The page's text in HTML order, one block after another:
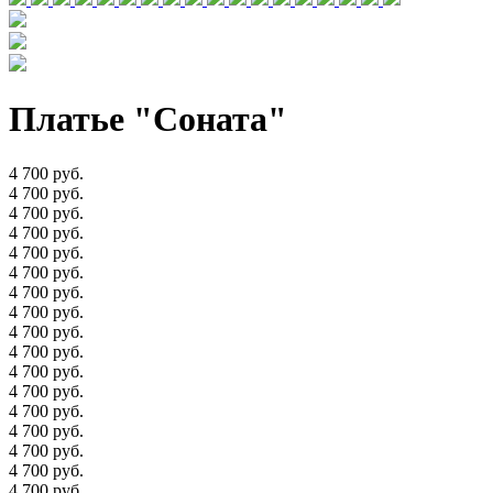
Платье "Соната"
4 700 руб.
4 700 руб.
4 700 руб.
4 700 руб.
4 700 руб.
4 700 руб.
4 700 руб.
4 700 руб.
4 700 руб.
4 700 руб.
4 700 руб.
4 700 руб.
4 700 руб.
4 700 руб.
4 700 руб.
4 700 руб.